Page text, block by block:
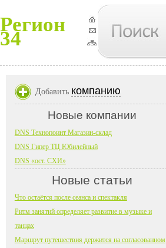
Регион
34
Добавить компанию
Новые компании
DNS Технопоинт Магазин-склад
DNS Гипер ТЦ Юбилейный
DNS «ост. СХИ»
Новые статьи
Что остаётся после сеанса и спектакля
Ритм занятий определяет развитие в музыке и
танцах
Маршрут путешествия держится на согласованном